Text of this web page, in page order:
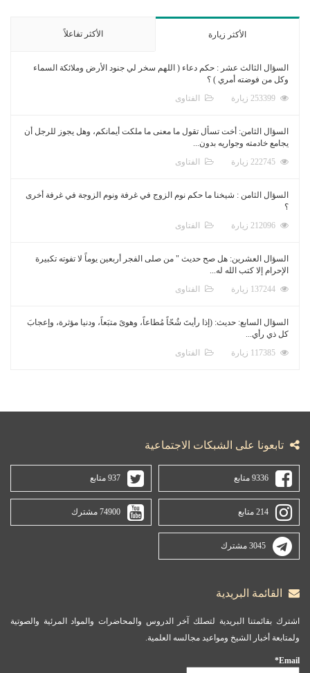
الأكثر زيارة الأكثر تفاعلاً
السؤال الثالث عشر : حكم دعاء ( اللهم سخر لي جنود الأرض وملائكة السماء
وكل من فوضته أمري ) ؟
الفتاوى
السؤال الثامن: أخت تسأل تقول ما معنى ما ملكت أيمانكم، وهل يجوز للرجل أن
يجامع خادمته وجواريه بدون...
الفتاوى
السؤال الثامن : شيخنا ما حكم نوم الزوج في غرفة ونوم الزوجة في غرفة أخرى
؟
الفتاوى
السؤال العشرين: هل صح حديث " من صلى الفجر أربعين يوماً لا تفوته تكبيرة
الإحرام إلا كتب الله له...
الفتاوى
السؤال السابع: حديث: (إذا رأيتَ شُحّاً مُطاعاً، وهوىً متبَعاً، ودنيا مؤثرة، وإعجابَ
كل ذي رأي...
الفتاوى
تابعونا على الشبكات الاجتماعية
9336 متابع 937 متابع
214 متابع 74900 مشترك
3045 مشترك
القائمة البريدية
اشترك بقائمتنا البريدية لتصلك آخر الدروس والمحاضرات والمواد المرئية والصوتية
ولمتابعة أخبار الشيخ ومواعيد مجالسه العلمية.
Email*